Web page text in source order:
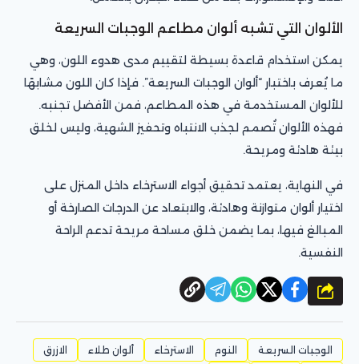
الألوان التي تشبه ألوان مطاعم الوجبات السريعة
يمكن استخدام قاعدة بسيطة لتقييم مدى هدوء اللون، وهي
ما يُعرف باختبار “ألوان الوجبات السريعة”. فإذا كان اللون مشابهًا
للألوان المستخدمة في هذه المطاعم، فمن الأفضل تجنبه.
فهذه الألوان تُصمم لجذب الانتباه وتحفيز الشهية، وليس لخلق
بيئة هادئة ومريحة.
في النهاية، يعتمد تحقيق أجواء الاسترخاء داخل المنزل على
اختيار ألوان متوازنة وهادئة، والابتعاد عن الدرجات الصارخة أو
المبالغ فيها، بما يضمن خلق مساحة مريحة تدعم الراحة
النفسية.
شارك
الوجبات السريعة النوم الاسترخاء ألوان طلاء
الازرق